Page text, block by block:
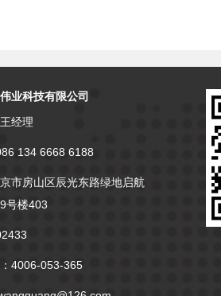
业科技有限公司
经理
134 6668 6188
市房山区辰光东路绿地启航
号楼403
4006-053-365